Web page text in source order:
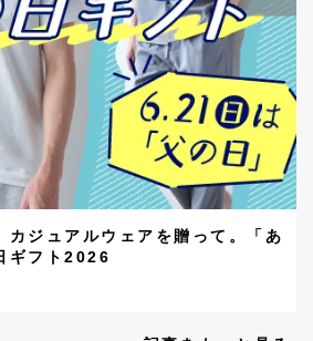
カジュアルウェアを贈って。「あ
ギフト2026